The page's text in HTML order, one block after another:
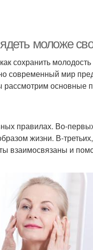
моложе
сохранить
современный мир
рассмотрим основные
правилах. Во-
жизни. В-
взаимосвязаны и